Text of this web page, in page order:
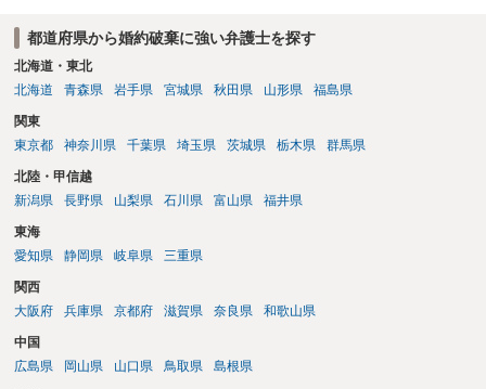
負担割合が高くなり、婚約破棄の慰謝料も払う必要が生じるという可
能性もないわけではありません。 ただし、法律上重婚は認められてい
ないので、既婚者同士の婚約が成立するかといわれると、成立しない
際には、清算条項という定めを設けることがほとんどです。 清算条項
を定めることによって、「これをもってお互いに今後一切請求しな
い」ことを双方が誓約することになります。 上記はあくまでも一般論
答ができるかと存じます。 弁護士に相談すべき事案かと存じますの
で、お早めにご相談されることをお勧めいたします。
都道府県から婚約破棄に強い弁護士を探す
北海道・東北
北海道
青森県 岩手県 宮城県 秋田県 山形県 福島県
関東
東京都
神奈川県 千葉県 埼玉県 茨城県 栃木県 群馬県
北陸・甲信越
新潟県
長野県 山梨県 石川県 富山県 福井県
東海
愛知県
静岡県 岐阜県 三重県
関西
大阪府
兵庫県 京都府 滋賀県 奈良県 和歌山県
中国
広島県
岡山県 山口県 鳥取県 島根県